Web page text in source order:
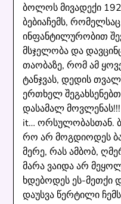
ბოლოს მივადექი
ბებიაჩემს,
ინფანტილურობით
მსჯელობა და
თაობაზე, რომ ამ
ტანჯვას, დედის
ერთხელ
დასამალ
it… ორსულობასთან.
რო არ მოგდიოდეს
მერე, რას ამბობ,
მარა ვაიდა არ
ხდებოდეს ეს-მეთქი
დაუსვა წერტილი